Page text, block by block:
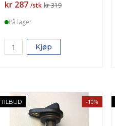
Pris
kr 287 /stk kr 319
På lager
Kjøp
TILBUD -10%